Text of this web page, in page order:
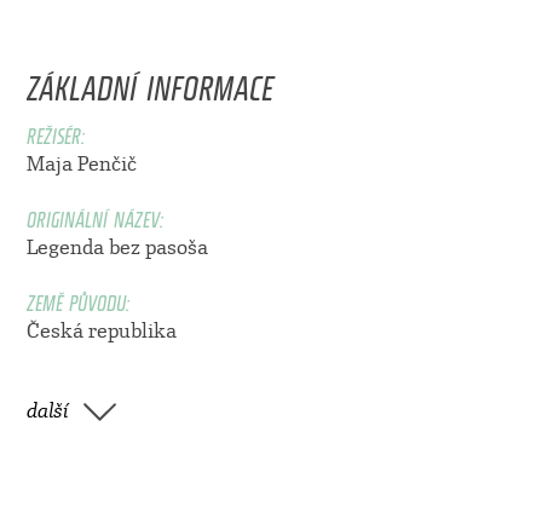
ZÁKLADNÍ INFORMACE
REŽISÉR:
Maja Penčič
ORIGINÁLNÍ NÁZEV:
Legenda bez pasoša
ZEMĚ PŮVODU:
Česká republika
další